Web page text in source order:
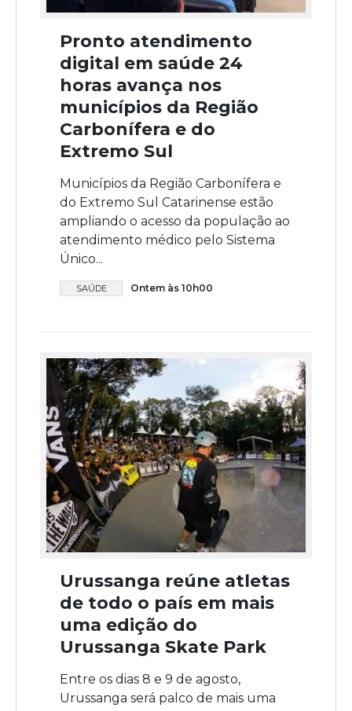
Pronto atendimento
digital em saúde 24
horas avança nos
municípios da Região
Carbonífera e do
Extremo Sul
Municípios da Região Carbonífera e
do Extremo Sul Catarinense estão
ampliando o acesso da população ao
atendimento médico pelo Sistema
Único...
SAÚDE Ontem às 10h00
Urussanga reúne atletas
de todo o país em mais
uma edição do
Urussanga Skate Park
Entre os dias 8 e 9 de agosto,
Urussanga será palco de mais uma